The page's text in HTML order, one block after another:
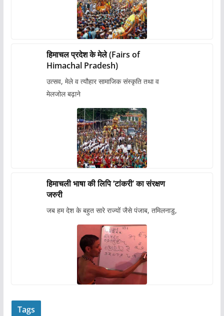
हिमाचल प्रदेश के मेले (Fairs of
Himachal Pradesh)
उत्सव, मेले व त्यौहार सामाजिक संस्कृति तथा व
मेलजोल बढ़ाने
हिमाचली भाषा की लिपि ‘टांकरी’ का संरक्षण
जरुरी
जब हम देश के बहुत सारे राज्यों जैसे पंजाब, तमिलनाडु,
Tags